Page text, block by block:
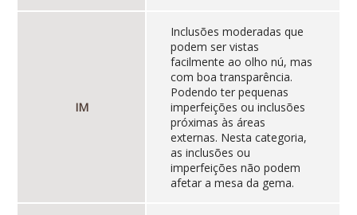
IM
Inclusões moderadas que
podem ser vistas
facilmente ao olho nú, mas
com boa transparência.
Podendo ter pequenas
imperfeições ou inclusões
próximas às áreas
externas. Nesta categoria,
as inclusões ou
imperfeições não podem
afetar a mesa da gema.